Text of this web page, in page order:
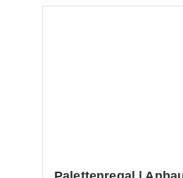
entsprechenden Anbauregal
drin enthalten:- Bodenanker-
Abmessungen 1200 x 800 mm